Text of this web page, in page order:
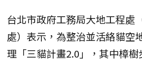
台北市政府工務局大地工程處
處）表示，為整治並活絡貓空
理「三貓計畫2.0」，其中樟